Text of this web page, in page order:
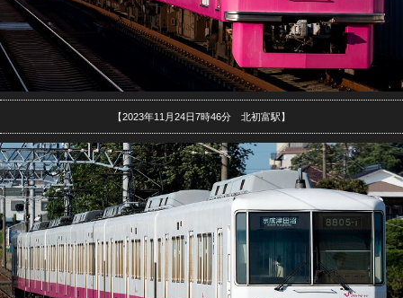
【2023年11月24日7時46分 北初富駅】